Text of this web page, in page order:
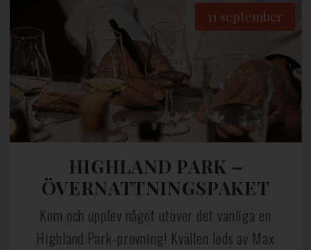
11 september
HIGHLAND PARK –
ÖVERNATTNINGSPAKET
Kom och upplev något utöver det vanliga en
Highland Park-provning! Kvällen leds av Max